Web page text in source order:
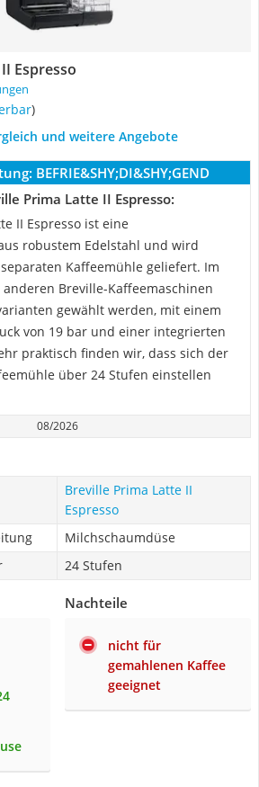
Espresso
)
und weitere Angebote
BEFRIE&SHY;DI&SHY;GEND
Prima Latte II Espresso:
II Espresso ist eine
robustem Edelstahl und wird
Kaffeemühle geliefert. Im
Breville-Kaffeemaschinen
gewählt werden, mit einem
von 19 bar und einer integrierten
praktisch finden wir, dass sich der
über 24 Stufen einstellen
08/2026
Breville Prima Latte II
Espresso
Milchschaumdüse
24 Stufen
Nachteile
nicht für
gemahlenen Kaffee
geeignet